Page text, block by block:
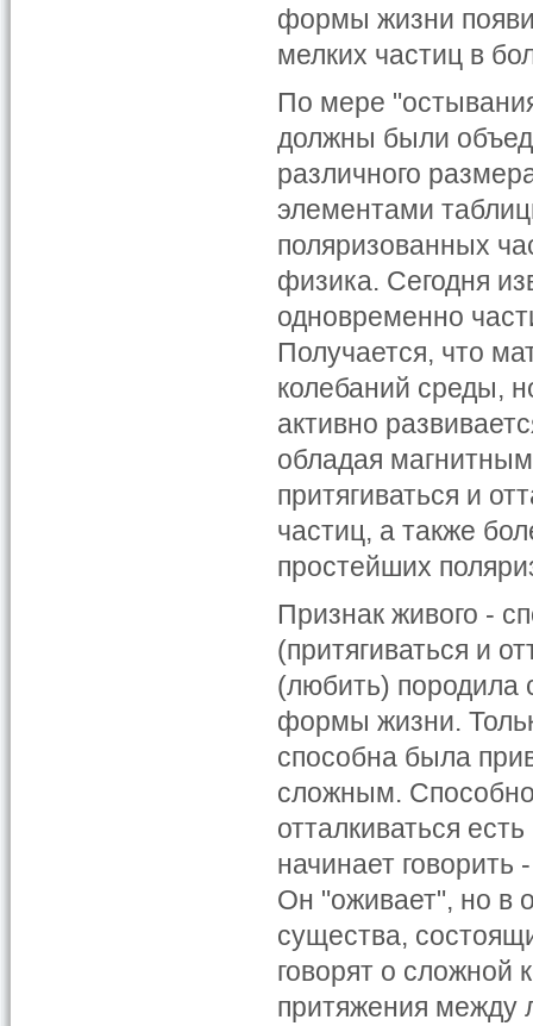
формы жизни
мелких частиц в
По мере
должны были
различного
элементами
поляризованных
физика. Сегодня
одновременно
Получается, что
колебаний среды,
активно
обладая
притягиваться и
частиц, а также
простейших
Признак живого -
(притягиваться и
(любить) породила
формы жизни.
способна была
сложным.
отталкиваться
начинает говорить
Он "оживает", но в
существа,
говорят о сложной
притяжения между